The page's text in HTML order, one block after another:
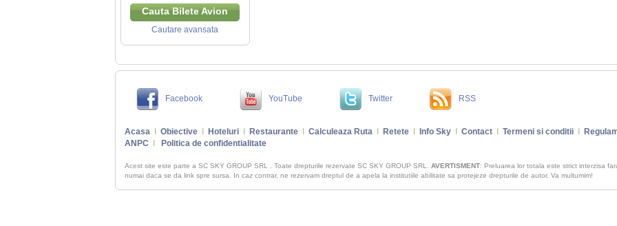
Cauta Bilete Avion
Cautare avansata
Facebook YouTube Twitter RSS
AcasaI ObiectiveI HoteluriI RestauranteI Calculeaza RutaI ReteteI Info SkyI ContactI Termeni si conditiiI
ANPC
Politica de confidentialitate
Acest site este parte a SC SKY GROUP SRL . Toate drepturile rezervate SC SKY GROUP SRL. AVERTISMENT: Preluarea lor totala este strict interzisa
numai daca se da link spre sursa. In caz contrar, ne rezervam dreptul de a apela la institutiile abilitate sa protejeze drepturile de autor. Va multumim!